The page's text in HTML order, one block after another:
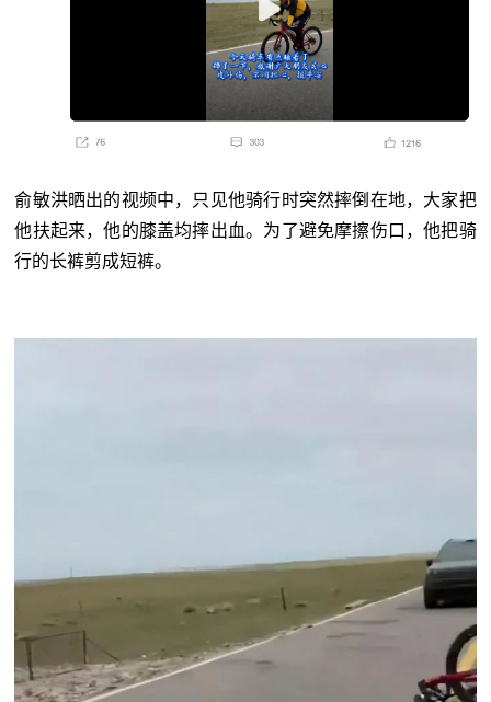
俞敏洪晒出的视频中，只见他骑行时突然摔倒在地，大家把
他扶起来，他的膝盖均摔出血。为了避免摩擦伤口，他把骑
行的长裤剪成短裤。